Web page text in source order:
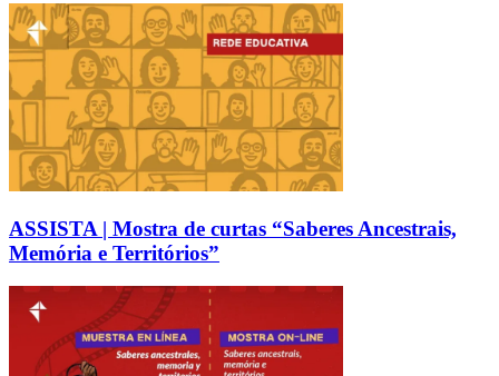
ASSISTA | Mostra de curtas “Saberes Ancestrais,
Memória e Territórios”